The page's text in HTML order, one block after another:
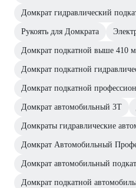
Домкрат гидравлический
Рукоять для Домкрата
Домкрат подкатной выше 410
Домкрат подкатной
Домкрат подкатной
Домкрат автомобильный 3Т
Домкраты гидравлические
Домкрат Автомобильный
Домкрат автомобильный
Домкрат подкатной